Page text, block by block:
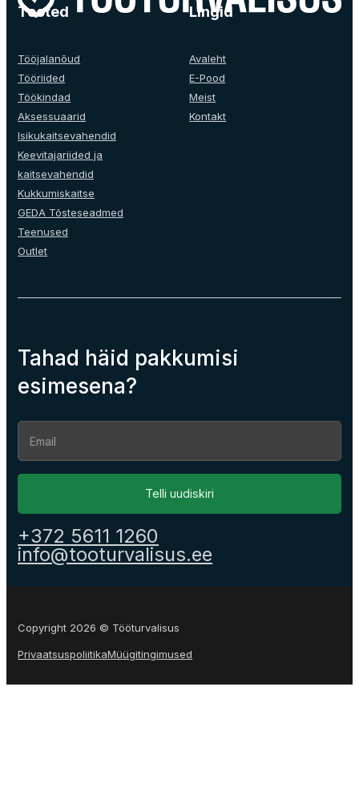
Valikuid
saab
tootelehel.
Tooted
Tööjalanõud
Tööriided
Töökindad
Aksessuaarid
Isikukaitsevahendid
Keevitajariided ja
kaitsevahendid
Kukkumiskaitse
GEDA Tõsteseadmed
Teenused
Outlet
Lingid
Avaleht
E-Pood
Meist
Kontakt
Tahad häid pakkumisi
esimesena?
Section
Telli uudiskiri
+372 5611 1260
info@tooturvalisus.ee
Copyright 2026 © Tööturvalisus
PrivaatsuspoliitikaMüügitingimused